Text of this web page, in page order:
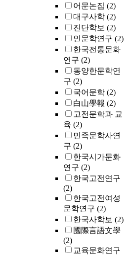
어문논집 (2)
대구사학 (2)
진단학보 (2)
인문학연구 (2)
한국전통문화
연구 (2)
동양한문학연
구 (2)
국어문학 (2)
白山學報 (2)
고전문학과 교
육 (2)
민족문학사연
구 (2)
한국시가문화
연구 (2)
한국고전연구
(2)
한국고전여성
문학연구 (2)
한국사학보 (2)
國際言語文學
(2)
교육문화연구